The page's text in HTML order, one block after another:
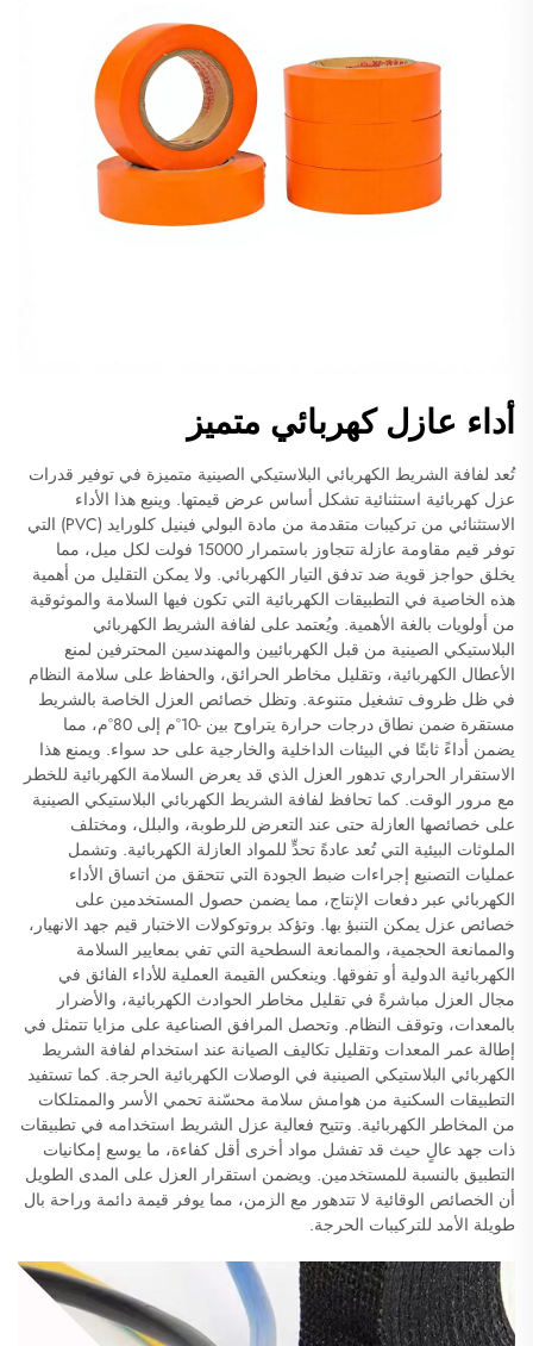
أداء عازل كهربائي متميز
تُعد لفافة الشريط الكهربائي البلاستيكي الصينية متميزة في توفير قدرات
عزل كهربائية استثنائية تشكل أساس عرض قيمتها. وينبع هذا الأداء
الاستثنائي من تركيبات متقدمة من مادة البولي فينيل كلورايد (PVC) التي
توفر قيم مقاومة عازلة تتجاوز باستمرار 15000 فولت لكل ميل، مما
يخلق حواجز قوية ضد تدفق التيار الكهربائي. ولا يمكن التقليل من أهمية
هذه الخاصية في التطبيقات الكهربائية التي تكون فيها السلامة والموثوقية
من أولويات بالغة الأهمية. ويُعتمد على لفافة الشريط الكهربائي
البلاستيكي الصينية من قبل الكهربائيين والمهندسين المحترفين لمنع
الأعطال الكهربائية، وتقليل مخاطر الحرائق، والحفاظ على سلامة النظام
في ظل ظروف تشغيل متنوعة. وتظل خصائص العزل الخاصة بالشريط
مستقرة ضمن نطاق درجات حرارة يتراوح بين -10°م إلى 80°م، مما
يضمن أداءً ثابتًا في البيئات الداخلية والخارجية على حد سواء. ويمنع هذا
الاستقرار الحراري تدهور العزل الذي قد يعرض السلامة الكهربائية للخطر
مع مرور الوقت. كما تحافظ لفافة الشريط الكهربائي البلاستيكي الصينية
على خصائصها العازلة حتى عند التعرض للرطوبة، والبلل، ومختلف
الملوثات البيئية التي تُعد عادةً تحدٍّ للمواد العازلة الكهربائية. وتشمل
عمليات التصنيع إجراءات ضبط الجودة التي تتحقق من اتساق الأداء
الكهربائي عبر دفعات الإنتاج، مما يضمن حصول المستخدمين على
خصائص عزل يمكن التنبؤ بها. وتؤكد بروتوكولات الاختبار قيم جهد الانهيار،
والممانعة الحجمية، والممانعة السطحية التي تفي بمعايير السلامة
الكهربائية الدولية أو تفوقها. وينعكس القيمة العملية للأداء الفائق في
مجال العزل مباشرةً في تقليل مخاطر الحوادث الكهربائية، والأضرار
بالمعدات، وتوقف النظام. وتحصل المرافق الصناعية على مزايا تتمثل في
إطالة عمر المعدات وتقليل تكاليف الصيانة عند استخدام لفافة الشريط
الكهربائي البلاستيكي الصينية في الوصلات الكهربائية الحرجة. كما تستفيد
التطبيقات السكنية من هوامش سلامة محسّنة تحمي الأسر والممتلكات
من المخاطر الكهربائية. وتتيح فعالية عزل الشريط استخدامه في تطبيقات
ذات جهد عالٍ حيث قد تفشل مواد أخرى أقل كفاءة، ما يوسع إمكانيات
التطبيق بالنسبة للمستخدمين. ويضمن استقرار العزل على المدى الطويل
أن الخصائص الوقائية لا تتدهور مع الزمن، مما يوفر قيمة دائمة وراحة بال
طويلة الأمد للتركيبات الحرجة.